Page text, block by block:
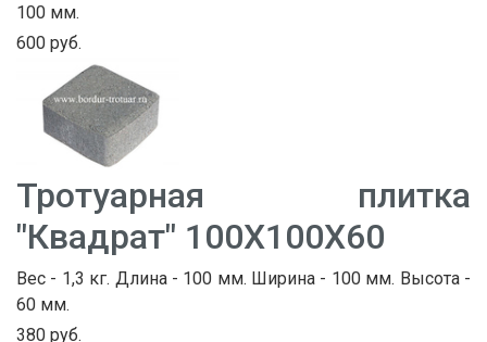
100 мм.
600 руб.
Тротуарная плитка
"Квадрат" 100Х100Х60
Вес - 1,3 кг. Длина - 100 мм. Ширина - 100 мм. Высота -
60 мм.
380 руб.